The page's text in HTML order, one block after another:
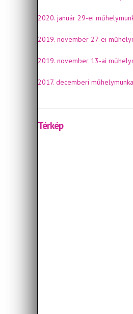
2020. január 29-ei
2019. november 27-ei
2019. november 13-ai
2017. decemberi
Térkép